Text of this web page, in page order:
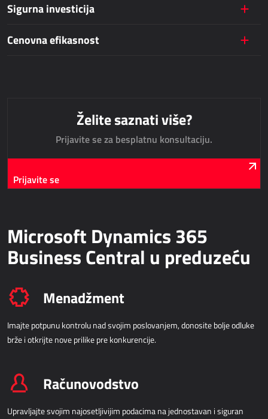
NAMENSKA REŠENJA
HRM - UPRAVLJANJE LJUDSKIM RESURSIMA
Power Registration & Planning
AllForTeam HRM
Dynamics 365 Plate
IOT - REŠENJA INTERNETA STVARI
Power Attendance
INFORMACIONA INFRASTRUKTURA
Microsoft Azure
Kompjuterska oprema
Mrežna oprema
Sistemski Support
Sigurna investicija
Cenovna efikasnost
Želite saznati više?
Prijavite se za besplatnu konsultaciju.
Prijavite se
Microsoft Dynamics 365
Business Central u preduzeću
Menadžment
Imajte potpunu kontrolu nad svojim poslovanjem, donosite bolje odluke
brže i otkrijte nove prilike pre konkurencije.
Računovodstvo
Upravljajte svojim najosetljivijim podacima na jednostavan i siguran